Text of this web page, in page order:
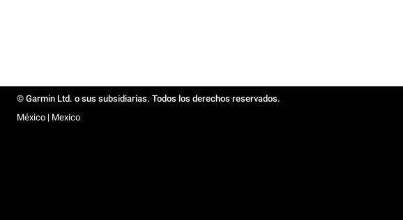
© Garmin Ltd. o sus subsidiarias. Todos los derechos reservados.
México | Mexico